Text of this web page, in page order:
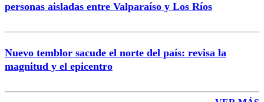
personas aisladas entre Valparaíso y Los Ríos
Nuevo temblor sacude el norte del país: revisa la
magnitud y el epicentro